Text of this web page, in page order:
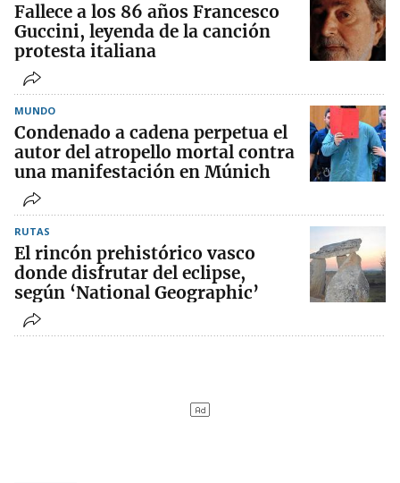
Fallece a los 86 años Francesco
Guccini, leyenda de la canción
protesta italiana
MUNDO
Condenado a cadena perpetua el
autor del atropello mortal contra
una manifestación en Múnich
RUTAS
El rincón prehistórico vasco
donde disfrutar del eclipse,
según ‘National Geographic’